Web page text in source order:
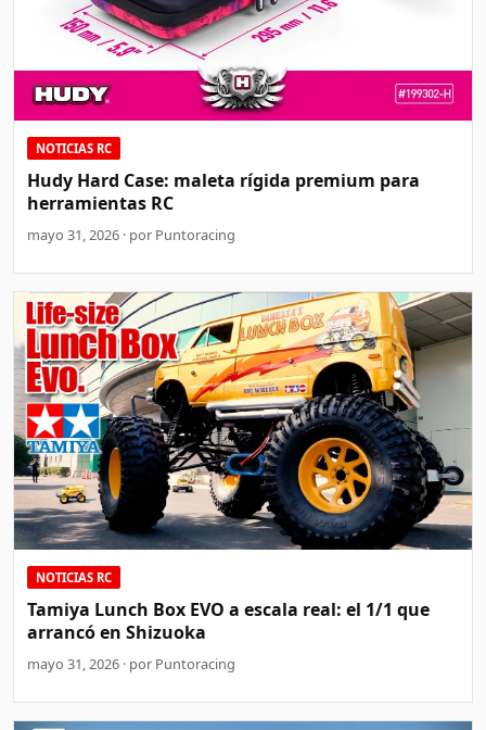
NOTICIAS RC
Hudy Hard Case: maleta rígida premium para
herramientas RC
mayo 31, 2026 · por Puntoracing
NOTICIAS RC
Tamiya Lunch Box EVO a escala real: el 1/1 que
arrancó en Shizuoka
mayo 31, 2026 · por Puntoracing